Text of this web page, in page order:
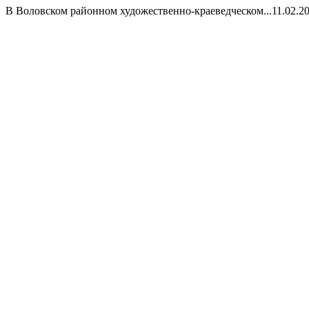
В Воловском районном художественно-краеведческом...